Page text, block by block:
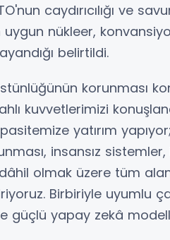
caydırıcılığı ve
uygun nükleer,
belirtildi.
korunması
kuvvetlerimizi
yatırım
insansız
olmak üzere tüm
Birbiriyle uyumlu
güçlü yapay zekâ